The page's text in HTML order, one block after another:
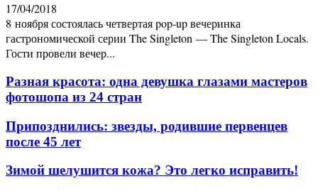
17/04/2018
8 ноября состоялась четвертая pop-up вечеринка
гастрономической серии The Singleton — The Singleton Locals.
Гости провели вечер...
Разная красота: одна девушка глазами мастеров
фотошопа из 24 стран
Припозднились: звезды, родившие первенцев
после 45 лет
Зимой шелушится кожа? Это легко исправить!